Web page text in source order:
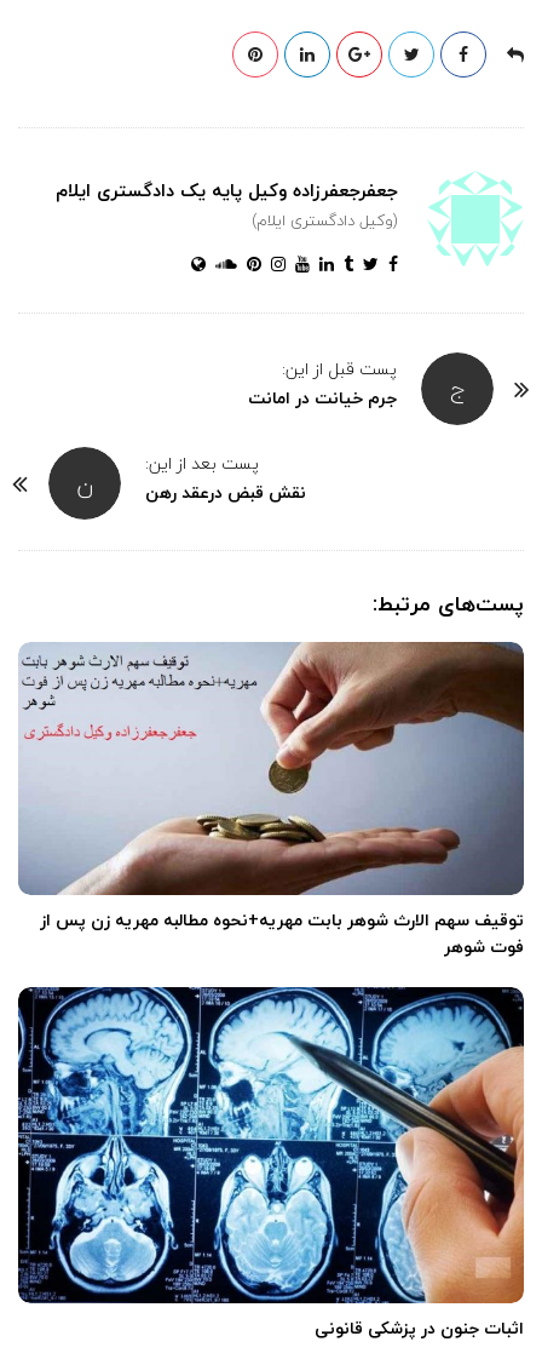
جعفرجعفرزاده وکیل پایه یک دادگستری ایلام
(وکیل دادگستری ایلام)
ش
ج
پست قبل از این:
جرم خيانت در امانت
ن
پست بعد از این:
نقش قبض درعقد رهن
پست‌های مرتبط:
توقیف سهم الارث شوهر بابت مهریه+نحوه مطالبه مهریه زن پس از
فوت شوهر
اثبات جنون در پزشکی قانونی